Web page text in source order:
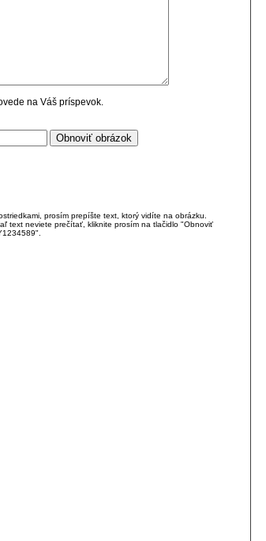
na Váš príspevok.
prosím prepíšte text, ktorý vidíte na obrázku.
text neviete prečítať, kliknite prosím na tlačidlo "Obnoviť